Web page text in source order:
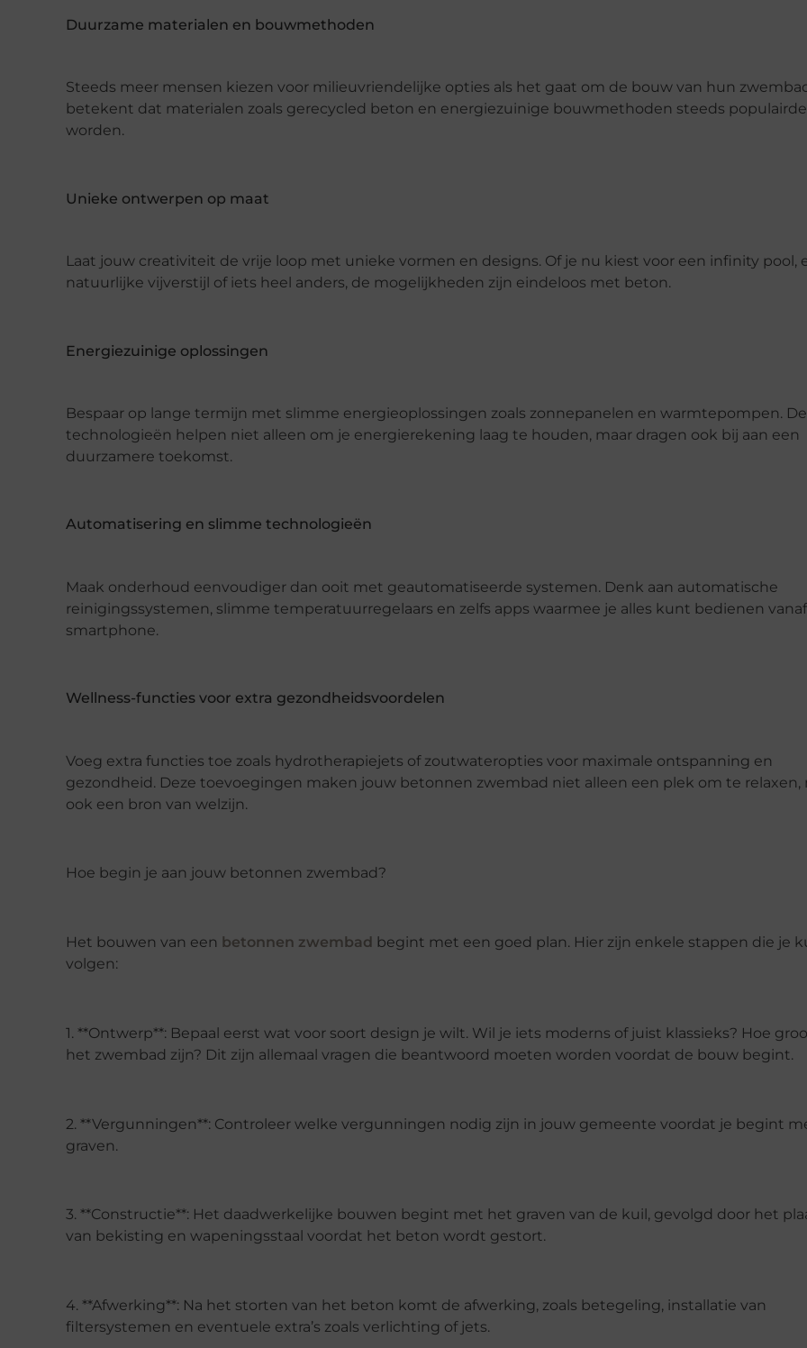
Duurzame materialen en bouwmethoden
Steeds meer mensen kiezen voor milieuvriendelijke opties als het gaat om de bouw van hun
betekent dat materialen zoals gerecycled beton en energiezuinige bouwmethoden steeds
worden.
Unieke ontwerpen op maat
Laat jouw creativiteit de vrije loop met unieke vormen en designs. Of je nu kiest voor een infinity pool,
natuurlijke vijverstijl of iets heel anders, de mogelijkheden zijn eindeloos met beton.
Energiezuinige oplossingen
Bespaar op lange termijn met slimme energieoplossingen zoals zonnepanelen en warmtepompen.
technologieën helpen niet alleen om je energierekening laag te houden, maar dragen ook bij aan een
duurzamere toekomst.
Automatisering en slimme technologieën
Maak onderhoud eenvoudiger dan ooit met geautomatiseerde systemen. Denk aan automatische
reinigingssystemen, slimme temperatuurregelaars en zelfs apps waarmee je alles kunt bedienen
smartphone.
Wellness-functies voor extra gezondheidsvoordelen
Voeg extra functies toe zoals hydrotherapiejets of zoutwateropties voor maximale ontspanning en
gezondheid. Deze toevoegingen maken jouw betonnen zwembad niet alleen een plek om te relaxen,
ook een bron van welzijn.
Hoe begin je aan jouw betonnen zwembad?
Het bouwen van een betonnen zwembad begint met een goed plan. Hier zijn enkele stappen die je
volgen:
1. **Ontwerp**: Bepaal eerst wat voor soort design je wilt. Wil je iets moderns of juist klassieks? Hoe
het zwembad zijn? Dit zijn allemaal vragen die beantwoord moeten worden voordat de bouw begint.
2. **Vergunningen**: Controleer welke vergunningen nodig zijn in jouw gemeente voordat je begint
graven.
3. **Constructie**: Het daadwerkelijke bouwen begint met het graven van de kuil, gevolgd door het
van bekisting en wapeningsstaal voordat het beton wordt gestort.
4. **Afwerking**: Na het storten van het beton komt de afwerking, zoals betegeling, installatie van
filtersystemen en eventuele extra’s zoals verlichting of jets.